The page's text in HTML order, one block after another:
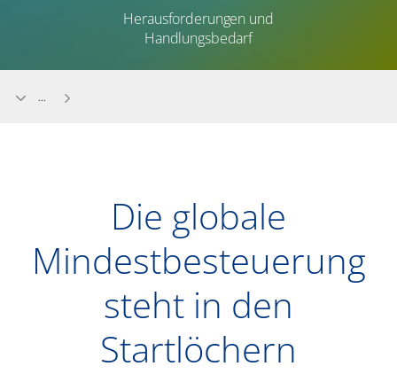
Herausforderungen und
Handlungsbedarf
...
Die globale
Mindestbesteuerung
steht in den
Startlöchern